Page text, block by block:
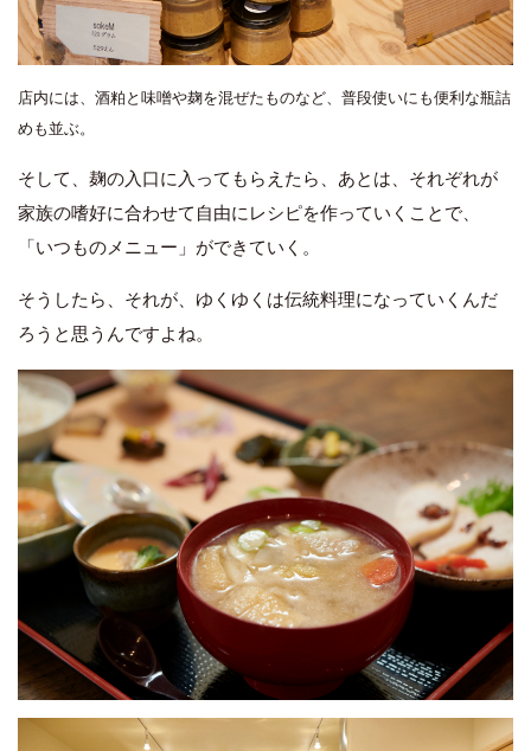
店内には、酒粕と味噌や麹を混ぜたものなど、普段使いにも便利な瓶詰
めも並ぶ。
そして、麹の入口に入ってもらえたら、あとは、それぞれが
家族の嗜好に合わせて自由にレシピを作っていくことで、
「いつものメニュー」ができていく。
そうしたら、それが、ゆくゆくは伝統料理になっていくんだ
ろうと思うんですよね。